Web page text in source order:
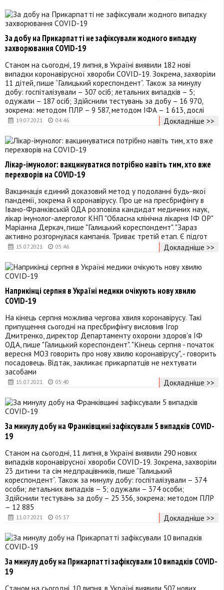
19.07.2021 04:46
За добу на Прикарпатті не зафіксували жодного випадку
захворювання COVID-19
Станом на сьогодні, 19 липня, в Україні виявили 182 нові
випадки коронавірусної хвороби COVID-19. Зокрема, захворіли
11 дітей, пише “Галицький кореспондент“. Також за минулу
добу: госпіталізували – 307 осіб; летальних випадків – 5;
одужали – 187 осіб; Здійснили тестувань за добу – 16 970,
зокрема: методом ПЛР – 9 587, методом ІФА – 1 613, дослі
Докладніше >>
15.07.2021 05:46
Лікар-імунолог: вакцинуватися потрібно навіть тим, хто вже
перехворів на COVID-19
Вакцинація єдиний доказовий метод у подоланні будь-якої
пандемії, зокрема й коронавірусу. Про це на пресбрифінгу в
Івано-Франківській ОДА розповіла кандидат медичних наук,
лікар імунолог-алерголог КНП "Обласна клінічна лікарня ІФ ОР"
Маріанна Деркач, пише "Галицький кореспондент". "Зараз
активно розгорнулася кампанія. Триває третій етап. Є підгот
Докладніше >>
15.07.2021 05:40
Наприкінці серпня в Україні медики очікують нову хвилю
COVID-19
На кінець серпня можлива чергова хвиля коронавірусу. Такі
припущення сьогодні на пресбрифінгу висловив Ігор
Дмитренко, директор Департаменту охорони здоров'я ІФ
ОДА, пише "Галицький кореспондент". "Кінець серпня - початок
вересня МОЗ говорить про нову хвилю коронавірусу", - говорить
посадовець. Відтак, закликає прикарпатців не нехтувати
засобами
Докладніше >>
11.07.2021 05:37
За минулу добу на Франківщині зафіксували 5 випадків COVID-
19
Станом на сьогодні, 11 липня, в Україні виявили 290 нових
випадків коронавірусної хвороби COVID-19. Зокрема, захворіли
23 дитини та сім медпрацівників, пише “Галицький
кореспондент“. Також за минулу добу: госпіталізували – 374
особи; летальних випадків – 5; одужали – 374 особи;
Здійснили тестувань за добу – 25 356, зокрема: методом ПЛР
– 12 885
Докладніше >>
За минулу добу на Прикарпатті зафіксували 10 випадків COVID-
19